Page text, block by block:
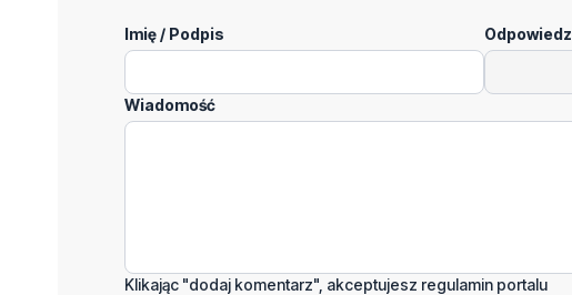
Imię / Podpis Odpowiedz
Wiadomość
Klikając "dodaj komentarz", akceptujesz regulamin portalu